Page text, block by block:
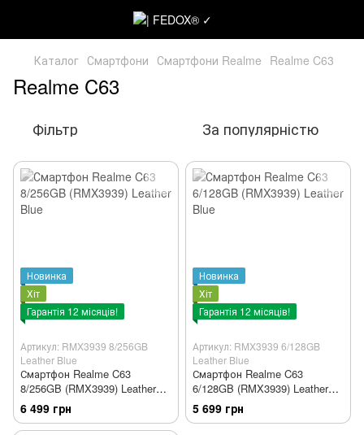
Каталог Смартфони Смартфони Realme Realme C63
Realme C63
Фільтр За популярністю
Новинка
Хіт
Гарантія 12 місяців!
Артикул: RMX3939 8/256GB
Leather Blue
Смартфон Realme C63
8/256GB (RMX3939) Leather
Blue
6 499 грн
Новинка
Хіт
Гарантія 12 місяців!
Артикул: RMX3939 6/128GB
Leather Blue
Смартфон Realme C63
6/128GB (RMX3939) Leather
Blue
5 699 грн